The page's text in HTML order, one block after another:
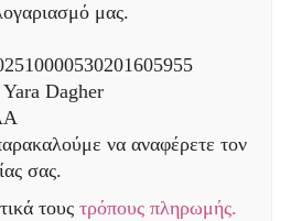
μας.
Yara Dagher
να αναφέρετε τον
σας.
τους τρόπους πληρωμής.